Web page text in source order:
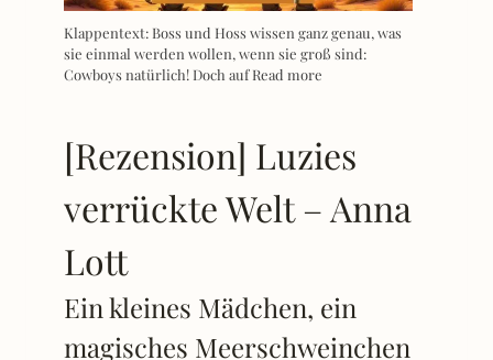
Klappentext: Boss und Hoss wissen ganz genau, was
sie einmal werden wollen, wenn sie groß sind:
Cowboys natürlich! Doch aufRead more
[Rezension] Luzies
verrückte Welt – Anna
Lott
Ein kleines Mädchen, ein
magisches Meerschweinchen